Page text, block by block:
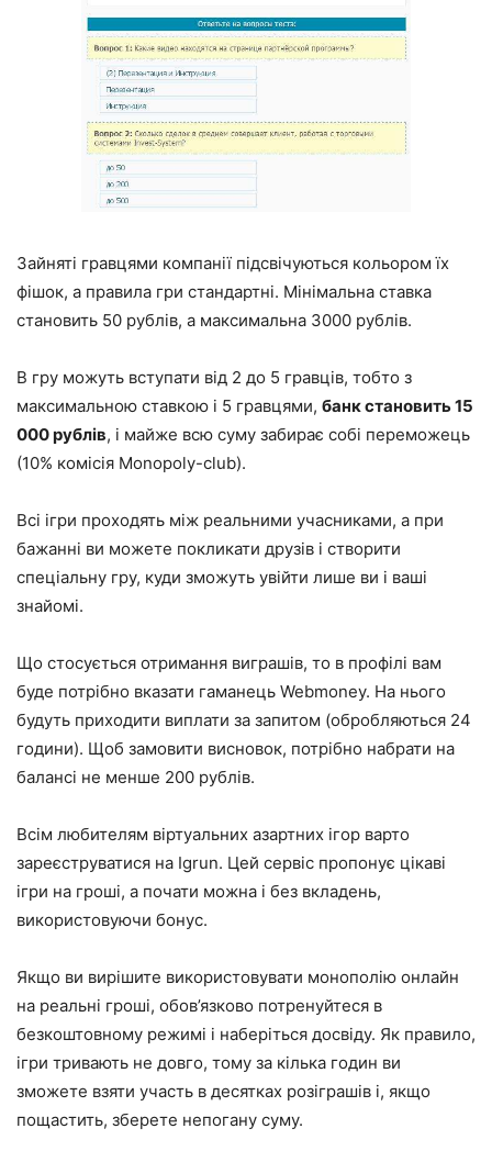
Зайняті гравцями компанії підсвічуються кольором їх
фішок, а правила гри стандартні. Мінімальна ставка
становить 50 рублів, а максимальна 3000 рублів.
В гру можуть вступати від 2 до 5 гравців, тобто з
максимальною ставкою і 5 гравцями, банк становить 15
000 рублів, і майже всю суму забирає собі переможець
(10% комісія Monopoly-club).
Всі ігри проходять між реальними учасниками, а при
бажанні ви можете покликати друзів і створити
спеціальну гру, куди зможуть увійти лише ви і ваші
знайомі.
Що стосується отримання виграшів, то в профілі вам
буде потрібно вказати гаманець Webmoney. На нього
будуть приходити виплати за запитом (обробляються 24
години). Щоб замовити висновок, потрібно набрати на
балансі не менше 200 рублів.
Всім любителям віртуальних азартних ігор варто
зареєструватися на Igrun. Цей сервіс пропонує цікаві
ігри на гроші, а почати можна і без вкладень,
використовуючи бонус.
Якщо ви вирішите використовувати монополію онлайн
на реальні гроші, обов’язково потренуйтеся в
безкоштовному режимі і наберіться досвіду. Як правило,
ігри тривають не довго, тому за кілька годин ви
зможете взяти участь в десятках розіграшів і, якщо
пощастить, зберете непогану суму.